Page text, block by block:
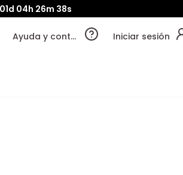
01d 04h 26m 38s
Ayuda y contacto Iniciar sesión